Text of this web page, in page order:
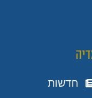
חדשות